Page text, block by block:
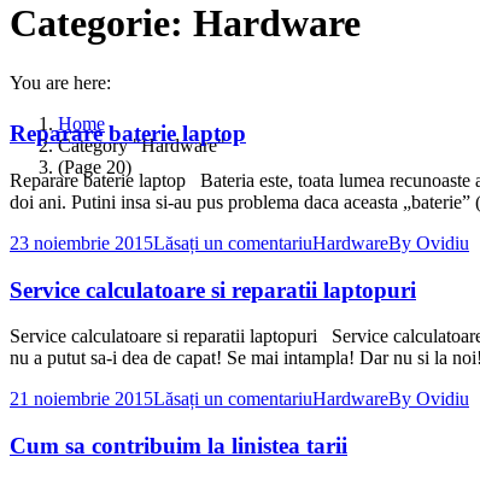
Categorie: Hardware
You are here:
Home
Category "Hardware"
(Page 20)
Reparare baterie laptop
Reparare baterie laptop Bateria este, toata lumea
doi ani. Putini insa si-au pus problema daca aceasta
23 noiembrie 2015Lăsați un comentariuHardwareBy Ovidiu
Service calculatoare si reparatii laptopuri
Service calculatoare si reparatii laptopuri Service
nu a putut sa-i dea de capat! Se mai intampla! Dar nu si la
21 noiembrie 2015Lăsați un comentariuHardwareBy Ovidiu
Cum sa contribuim la linistea tarii